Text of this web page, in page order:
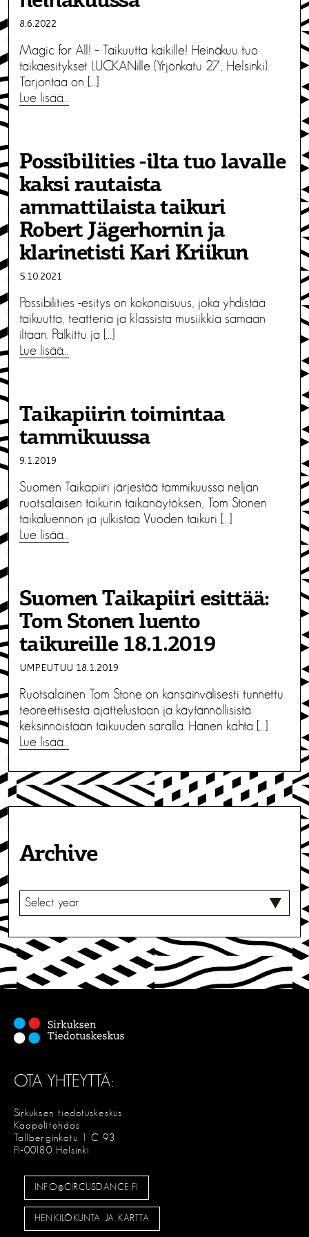
8.6.2022
Magic for All! – Taikuutta kaikille! Heinäkuu tuo
taikaesitykset LUCKANille (Yrjönkatu 27, Helsinki).
Tarjontaa on […]
Lue lisää…
Possibilities -ilta tuo lavalle
kaksi rautaista
ammattilaista taikuri
Robert Jägerhornin ja
klarinetisti Kari Kriikun
5.10.2021
Possibilities -esitys on kokonaisuus, joka yhdistää
taikuutta, teatteria ja klassista musiikkia samaan
iltaan. Palkittu ja […]
Lue lisää…
Taikapiirin toimintaa
tammikuussa
9.1.2019
Suomen Taikapiiri järjestää tammikuussa neljän
ruotsalaisen taikurin taikanäytöksen, Tom Stonen
taikaluennon ja julkistaa Vuoden taikuri […]
Lue lisää…
Suomen Taikapiiri esittää:
Tom Stonen luento
taikureille 18.1.2019
UMPEUTUU 18.1.2019
Ruotsalainen Tom Stone on kansainvälisesti tunnettu
teoreettisesta ajattelustaan ja käytännöllisistä
keksinnöistään taikuuden saralla. Hänen kahta […]
Lue lisää…
Archive
V
I
T
E
OTA YHTEYTTÄ:
Sirkuksen tiedotuskeskus
Kaapelitehdas
Tallberginkatu 1 C 93
FI-00180 Helsinki
INFO@CIRCUSDANCE.FI
HENKILÖKUNTA JA KARTTA